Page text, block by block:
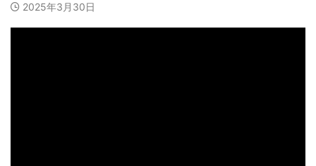
2025年3月30日